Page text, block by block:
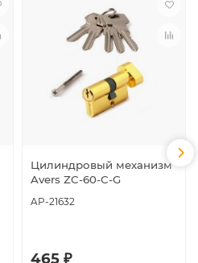
Цилиндровый механизм
Avers ZC-60-C-G
AP-21632
465 ₽